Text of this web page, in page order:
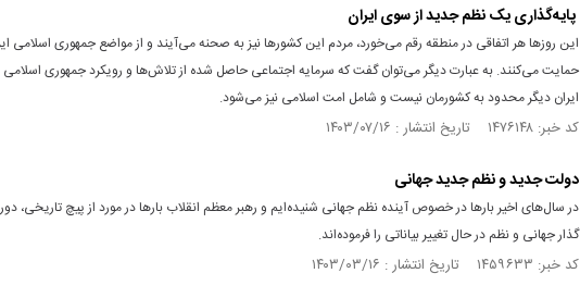
پایه‌گذاری‌ یک نظم جدید از سوی ایران
این روز‌ها هر اتفاقی در منطقه رقم می‌خورد، مردم این کشور‌ها نیز به صحنه می‌آیند و از مواضع جمهوری اسلامی
حمایت می‌کنند. به عبارت دیگر می‌توان گفت که سرمایه اجتماعی حاصل شده از تلاش‌ها و رویکرد جمهوری اسلامی
ایران دیگر محدود به کشورمان نیست و شامل امت اسلامی نیز می‌شود.
کد خبر: ۱۴۷۶۱۴۸ تاریخ انتشار : ۱۴۰۳/۰۷/۱۶
دولت جدید و نظم جدید جهانی
در سال‌های اخیر بارها در خصوص آینده نظم جهانی شنیده‌ایم و رهبر معظم انقلاب بارها در مورد از پیچ تاریخی،
گذار جهانی و نظم در حال تغییر بیاناتی را فرموده‌اند.
کد خبر: ۱۴۵۹۶۳۳ تاریخ انتشار : ۱۴۰۳/۰۳/۱۶